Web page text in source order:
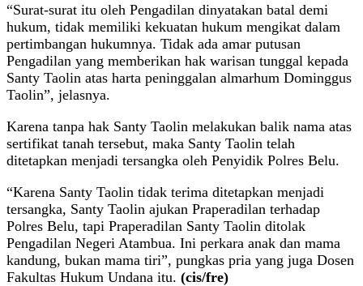
“Surat-surat itu oleh Pengadilan dinyatakan batal demi
hukum, tidak memiliki kekuatan hukum mengikat dalam
pertimbangan hukumnya. Tidak ada amar putusan
Pengadilan yang memberikan hak warisan tunggal kepada
Santy Taolin atas harta peninggalan almarhum Dominggus
Taolin”, jelasnya.
Karena tanpa hak Santy Taolin melakukan balik nama atas
sertifikat tanah tersebut, maka Santy Taolin telah
ditetapkan menjadi tersangka oleh Penyidik Polres Belu.
“Karena Santy Taolin tidak terima ditetapkan menjadi
tersangka, Santy Taolin ajukan Praperadilan terhadap
Polres Belu, tapi Praperadilan Santy Taolin ditolak
Pengadilan Negeri Atambua. Ini perkara anak dan mama
kandung, bukan mama tiri”, pungkas pria yang juga Dosen
Fakultas Hukum Undana itu. (cis/fre)